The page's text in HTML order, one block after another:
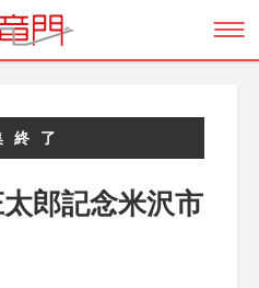
終了
郎記念米沢市